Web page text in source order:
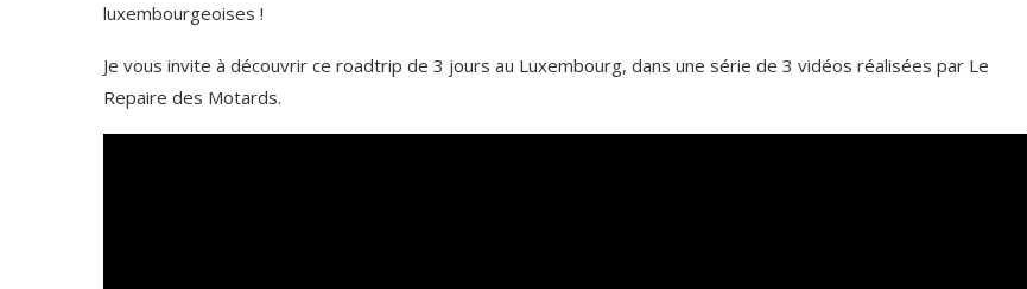
luxembourgeoises !
Je vous invite à découvrir ce roadtrip de 3 jours au Luxembourg, dans une série de 3 vidéos réalisées par Le
Repaire des Motards.
BOURSE...
DE MARCHE-EN-FAMENNE...